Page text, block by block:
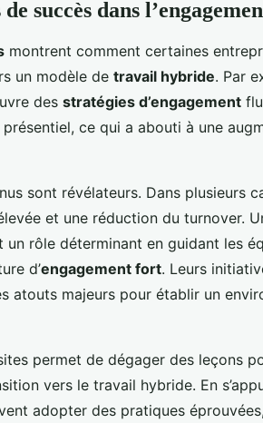
succès dans
montrent comment certaines
un modèle de travail hybride. Par
des stratégies d’engagement
ce qui a abouti à une
sont révélateurs. Dans plusieurs
et une réduction du turnover.
un rôle déterminant en guidant les
d’engagement fort. Leurs
atouts majeurs pour établir un
permet de dégager des leçons
vers le travail hybride. En
adopter des pratiques